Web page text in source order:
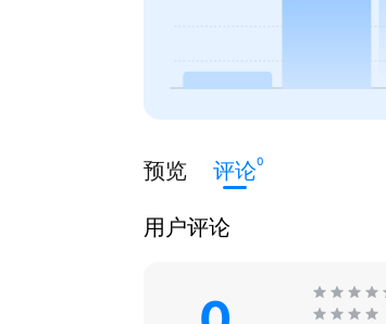
预览 评论0
用户评论